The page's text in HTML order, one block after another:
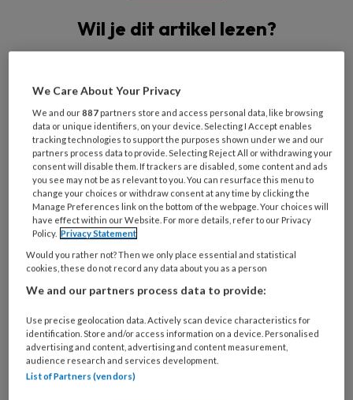
Wil je dit artikel lezen?
Al een account of abonnement?Log dan in
Wat
is
je
e-
mailadres?
* *
Kies
wachtwoord* *
Kies
functie *
Bij
welke
We Care About Your Privacy
We and our887 partners store and access personal data, like browsing
data or unique identifiers, on your device. Selecting I Accept enables
tracking technologies to support the purposes shown under we and our
partners process data to provide. Selecting Reject All or withdrawing your
consent will disable them. If trackers are disabled, some content and ads
you see may not be as relevant to you. You can resurface this menu to
change your choices or withdraw consent at any time by clicking the
Manage Preferences link on the bottom of the webpage. Your choices will
have effect within our Website. For more details, refer to our Privacy
Policy. Privacy Statement
Would you rather not? Then we only place essential and statistical
cookies, these do not record any data about you as a person
We and our partners process data to provide:
Use precise geolocation data. Actively scan device characteristics for
identification. Store and/or access information on a device. Personalised
advertising and content, advertising and content measurement,
audience research and services development.
List of Partners (vendors)